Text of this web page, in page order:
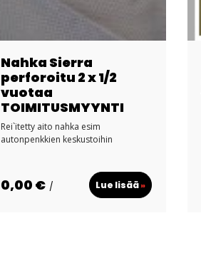
Nahka Sierra
perforoitu 2 x 1/2
vuotaa
TOIMITUSMYYNTI
Rei`itetty aito nahka esim
autonpenkkien keskustoihin
0,00 € / Lue lisää»